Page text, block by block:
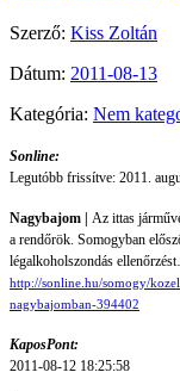
Szerző: Kiss Zoltán
Dátum: 2011-08-13
Kategória: Nem
Sonline:
Legutóbb frissítve: 2011.
Nagybajom
Az ittas
a rendőrök. Somogyban
légalkoholszondás
http://sonline.hu/somogy/
nagybajomban-394402
KaposPont:
2011-08-12 18:25:58